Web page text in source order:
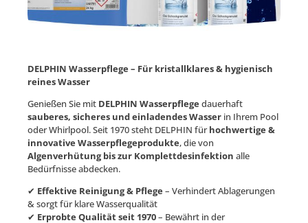
DELPHIN Wasserpflege – Für kristallklares & hygienisch
reines Wasser
Genießen Sie mit DELPHIN Wasserpflegedauerhaft
sauberes, sicheres und einladendes Wasser in Ihrem Pool
oder Whirlpool. Seit 1970 steht DELPHIN fürhochwertige &
innovative Wasserpflegeprodukte, die von
Algenverhütung bis zur Komplettdesinfektion alle
Bedürfnisse abdecken.
✔ Effektive Reinigung & Pflege– Verhindert Ablagerungen
& sorgt für klare Wasserqualität
✔ Erprobte Qualität seit 1970– Bewährt in der